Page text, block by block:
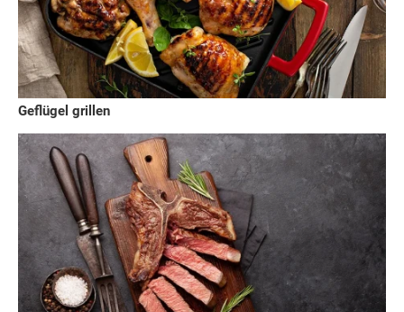
Geflügel grillen